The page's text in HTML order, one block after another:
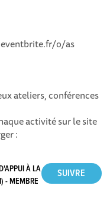
o/as
ateliers, conférences
activité sur le site
:
À LA
- MEMBRE